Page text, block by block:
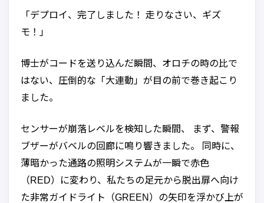
「デプロイ、完了しました！ 走りなさい、ギズ
モ！」
博士がコードを送り込んだ瞬間、オロチの時の比で
はない、圧倒的な「大連動」が目の前で巻き起こり
ました。
センサーが崩落レベルを検知した瞬間、 まず、警報
ブザーがバベルの回廊に鳴り響きました。 同時に、
薄暗かった通路の照明システムが一瞬で赤色
（RED）に変わり、私たちの足元から脱出扉へ向け
た非常ガイドライト（GREEN）の矢印を浮かび上が